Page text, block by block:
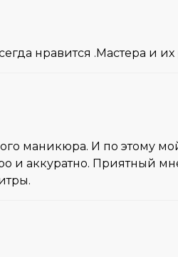
нравится .Мастера и их
маникюра. И по этому
и аккуратно. Приятный